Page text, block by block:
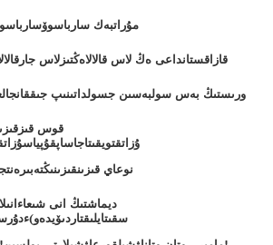
مۇراتبەك
قازاقستانداعى ەڭ لاس قالالاەڭتىزلاس
ورىستىڭ بەس سولبەسىن جسولداتىنىپ
قوس
نوعاي
ديماشتىڭ انى